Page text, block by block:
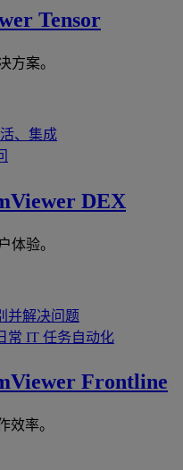
Tensor
方案。
、集成
DEX
体验。
并解决问题
常 IT 任务自动化
Frontline
效率。